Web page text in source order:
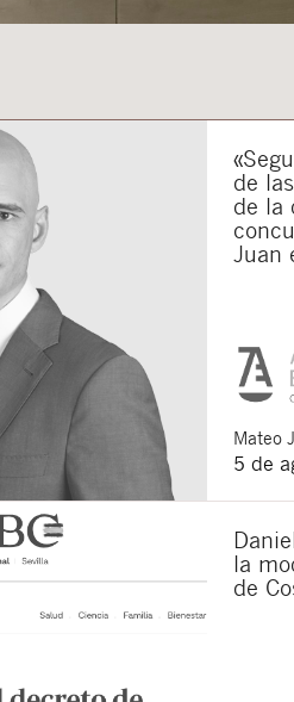
de
de la
Juan
Mateo
5 de
la
de
Acepto
Al pulsar el botón
es Buades Legal
otros derechos